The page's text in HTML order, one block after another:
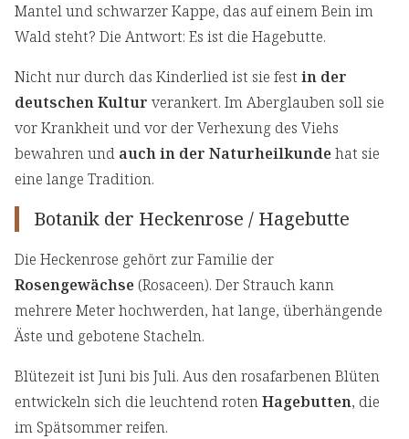
Mantel und schwarzer Kappe, das auf einem Bein im
Wald steht? Die Antwort: Es ist die Hagebutte.
Nicht nur durch das Kinderlied ist sie fest in der
deutschen Kultur verankert. Im Aberglauben soll sie
vor Krankheit und vor der Verhexung des Viehs
bewahren und auch in der Naturheilkundehat sie
eine lange Tradition.
Botanik der Heckenrose / Hagebutte
Die Heckenrose gehört zur Familie der
Rosengewächse (Rosaceen). Der Strauch kann
mehrere Meter hochwerden, hat lange, überhängende
Äste und gebotene Stacheln.
Blütezeit ist Juni bis Juli. Aus den rosafarbenen Blüten
entwickeln sich die leuchtend rotenHagebutten, die
im Spätsommer reifen.